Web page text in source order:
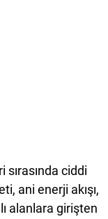
ciddi
ani enerji akışı,
alanlara girişten